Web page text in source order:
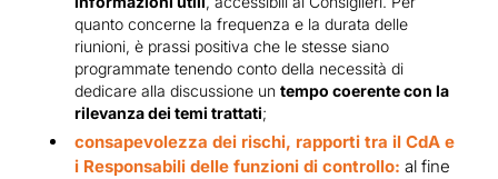
quanto concerne la frequenza e la durata delle
riunioni, è prassi positiva che le stesse siano
programmate tenendo conto della necessità di
dedicare alla discussione un tempo coerente con la
rilevanza dei temi trattati;
consapevolezza dei rischi, rapporti tra il CdA e
i Responsabili delle funzioni di controllo: al fine